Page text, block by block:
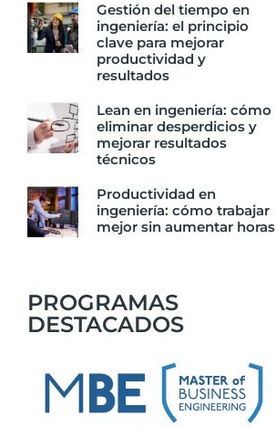
Gestión del tiempo en
ingeniería: el principio
clave para mejorar
productividad y
resultados
Lean en ingeniería: cómo
eliminar desperdicios y
mejorar resultados
técnicos
Productividad en
ingeniería: cómo trabajar
mejor sin aumentar horas
PROGRAMAS
DESTACADOS